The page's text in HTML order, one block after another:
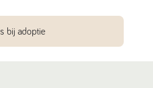
bij adoptie